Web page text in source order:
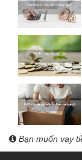
Bạn muốn vay